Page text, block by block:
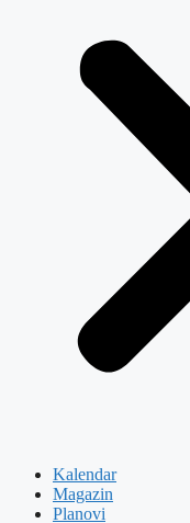
Kalendar
Magazin
Planovi